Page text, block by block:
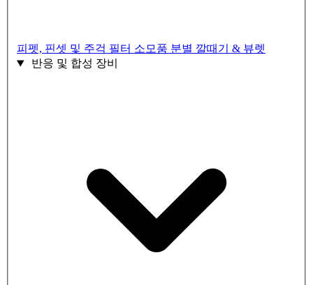
피펫, 핀셋 및 주걱 필터 소모품 분별 깔때기 & 뷰렛
반응 및 합성 장비